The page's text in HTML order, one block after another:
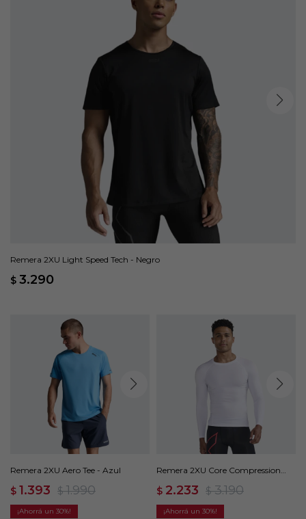
Remera 2XU Light Speed Tech - Negro
$ 3.290
Remera 2XU Aero Tee - Azul
$ 1.393 $ 1.990
30
Remera 2XU Core Compression
$ 2.233 $ 3.190
30